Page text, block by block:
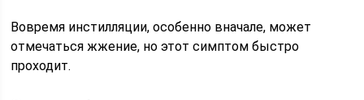
Вовремя инстилляции, особенно вначале, может
отмечаться жжение, но этот симптом быстро
проходит.